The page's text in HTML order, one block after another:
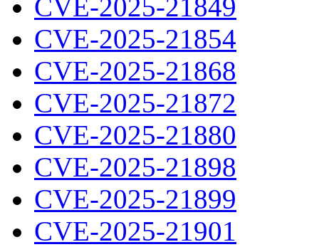
CVE-2025-21849
CVE-2025-21854
CVE-2025-21868
CVE-2025-21872
CVE-2025-21880
CVE-2025-21898
CVE-2025-21899
CVE-2025-21901